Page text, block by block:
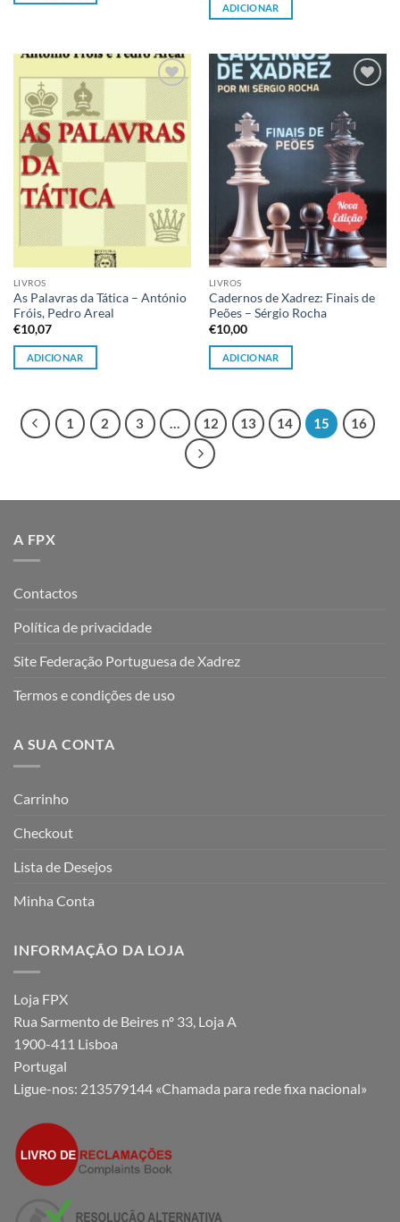
ADICIONAR
Adicionar
à lista de
desejos
LIVROS
As Palavras da Tática – António
Fróis, Pedro Areal
€10,07
ADICIONAR
à lista de
desejos
LIVROS
Cadernos de Xadrez: Finais de
Peões – Sérgio Rocha
€10,00
ADICIONAR
1 2 3 … 12 13 14 15 16
A FPX
Contactos
Política de privacidade
Site Federação Portuguesa de Xadrez
Termos e condições de uso
A SUA CONTA
Carrinho
Checkout
Lista de Desejos
Minha Conta
INFORMAÇÃO DA LOJA
Loja FPX
Rua Sarmento de Beires nº 33, Loja A
1900-411 Lisboa
Portugal
Ligue-nos: 213579144 «Chamada para rede fixa nacional»